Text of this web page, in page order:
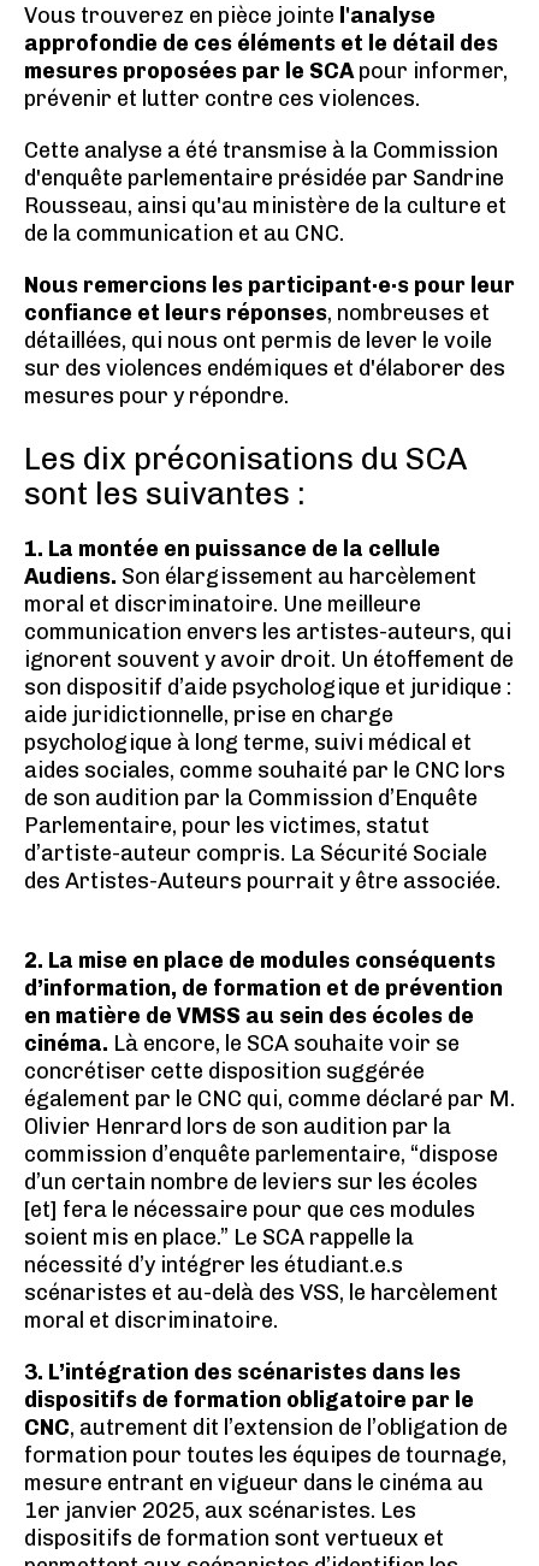
Vous trouverez en pièce jointe l'analyse
approfondie de ces éléments et le détail des
mesures proposées par le SCApour informer,
prévenir et lutter contre ces violences.
Cette analyse a été transmise à la Commission
d'enquête parlementaire présidée par Sandrine
Rousseau, ainsi qu'au ministère de la culture et
de la communication et au CNC.
Nous remercions les participant·e·s pour leur
confiance et leurs réponses, nombreuses et
détaillées, qui nous ont permis de lever le voile
sur des violences endémiques et d'élaborer des
mesures pour y répondre.
Les dix préconisations du SCA
sont les suivantes :
1. La montée en puissance de la cellule
Audiens. Son élargissement au harcèlement
moral et discriminatoire. Une meilleure
communication envers les artistes-auteurs, qui
ignorent souvent y avoir droit. Un étoffement de
son dispositif d’aide psychologique et juridique :
aide juridictionnelle, prise en charge
psychologique à long terme, suivi médical et
aides sociales, comme souhaité par le CNC lors
de son audition par la Commission d’Enquête
Parlementaire, pour les victimes, statut
d’artiste-auteur compris. La Sécurité Sociale
des Artistes-Auteurs pourrait y être associée.
2. La mise en place de modules conséquents
d’information, de formation et de prévention
en matière de VMSS au sein des écoles de
cinéma. Là encore, le SCA souhaite voir se
concrétiser cette disposition suggérée
également par le CNC qui, comme déclaré par M.
Olivier Henrard lors de son audition par la
commission d’enquête parlementaire, “dispose
d’un certain nombre de leviers sur les écoles
[et] fera le nécessaire pour que ces modules
soient mis en place.” Le SCA rappelle la
nécessité d’y intégrer les étudiant.e.s
scénaristes et au-delà des VSS, le harcèlement
moral et discriminatoire.
3. L’intégration des scénaristes dans les
dispositifs de formation obligatoire par le
CNC, autrement dit l’extension de l’obligation de
formation pour toutes les équipes de tournage,
mesure entrant en vigueur dans le cinéma au
1er janvier 2025, aux scénaristes. Les
dispositifs de formation sont vertueux et